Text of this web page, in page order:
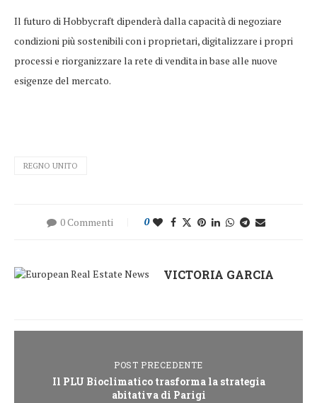
Il futuro di Hobbycraft dipenderà dalla capacità di negoziare
condizioni più sostenibili con i proprietari, digitalizzare i propri
processi e riorganizzare la rete di vendita in base alle nuove
esigenze del mercato.
REGNO UNITO
0 Commenti 0
VICTORIA GARCIA
POST PRECEDENTE
Il PLU Bioclimatico trasforma la strategia
abitativa di Parigi